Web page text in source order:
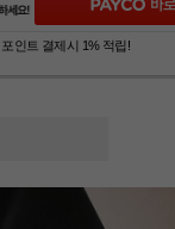
포인트 결제시 1% 적립!